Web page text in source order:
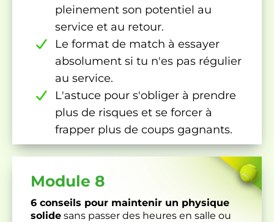
pleinement son potentiel au
service et au retour.
Le format de match à essayer
absolument si tu n'es pas régulier
au service.
L'astuce pour s'obliger à prendre
plus de risques et se forcer à
frapper plus de coups gagnants.
Module 8
6 conseils pour maintenir un physique
solide sans passer des heures en salle ou